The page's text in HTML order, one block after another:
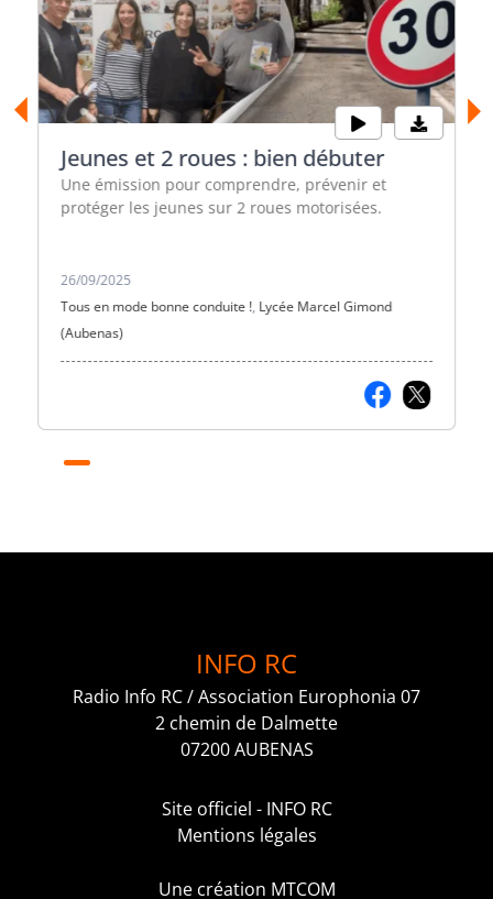
Jeunes et 2 roues : bien débuter
Une émission pour comprendre, prévenir et
protéger les jeunes sur 2 roues motorisées.
26/09/2025
Tous en mode bonne conduite !, Lycée Marcel Gimond
(Aubenas)
INFO RC
Radio Info RC / Association Europhonia 07
2 chemin de Dalmette
07200 AUBENAS
Site officiel - INFO RC
Mentions légales
Une création MTCOM